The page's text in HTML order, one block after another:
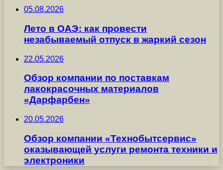
05.08.2026
Лето в ОАЭ: как провести
незабываемый отпуск в жаркий сезон
22.05.2026
Обзор компании по поставкам
лакокрасочных материалов
«Дарфарбен»
20.05.2026
Обзор компании «Технобытсервис»
оказывающей услуги ремонта техники и
электроники